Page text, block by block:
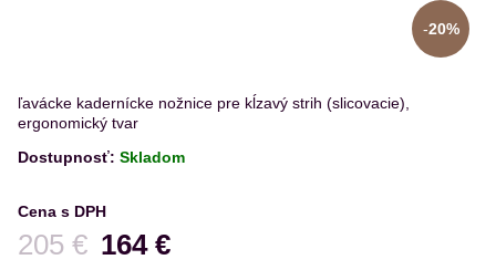
ľavácke kadernícke nožnice pre kĺzavý strih (slicovacie),
ergonomický tvar
20%
Dostupnosť: Skladom
Cena s DPH
164 €
Pred zľavou:
205 €